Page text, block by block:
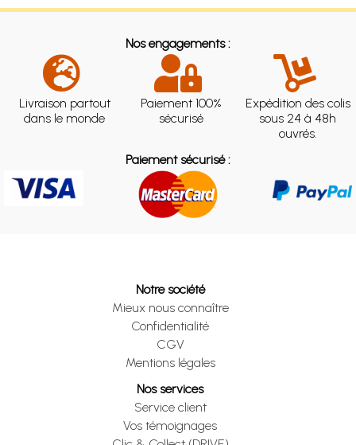
Nos engagements :
Livraison partout
dans le monde
Paiement 100%
sécurisé
Expédition des colis
sous 24 à 48h
ouvrés.
Paiement sécurisé :
Notre société
Mieux nous connaître
Confidentialité
CGV
Mentions légales
Nos services
Service client
Vos témoignages